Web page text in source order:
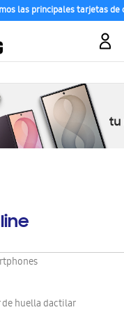
las principales tarjetas de
de huella dactilar